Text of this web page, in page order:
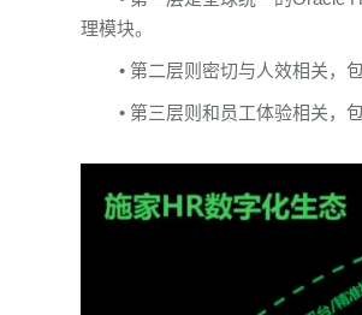
理模块。
• 第二层则密切与人效相关，
• 第三层则和员工体验相关，